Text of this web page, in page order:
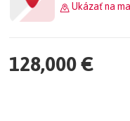
Ukázať na
128,000 €